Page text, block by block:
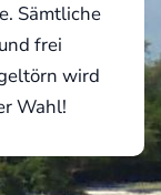
Sämtliche
frei
wird
Wahl!